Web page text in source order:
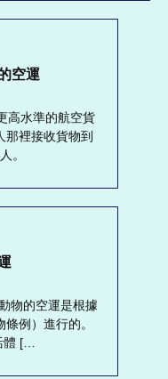
空運
高水準的航空貨
裡接收貨物到
。
物的空運是根據
例）進行的。
體 […